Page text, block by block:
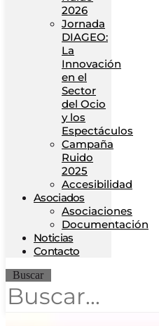
2026
Jornada
DIAGEO:
La
Innovación
en el
Sector
del Ocio
y los
Espectáculos
Campaña
Ruido
2025
Accesibilidad
Asociados
Asociaciones
Documentación
Noticias
Contacto
Buscar